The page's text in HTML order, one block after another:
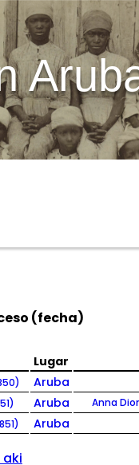
(fecha)
Lugar
Aruba
Aruba Anna
Aruba